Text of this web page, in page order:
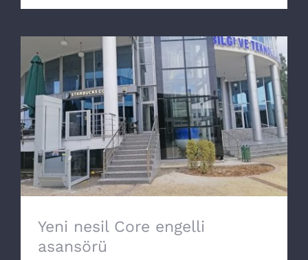
Yeni nesil Core engelli asansörü
Yeni nesil Core engelli
asansörü